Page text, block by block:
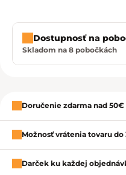
Zavrieť
Dostupnosť na
Skladom na 8 pobočkách
Doručenie zdarma nad 50€
Možnosť vrátenia tovaru do
Darček ku každej